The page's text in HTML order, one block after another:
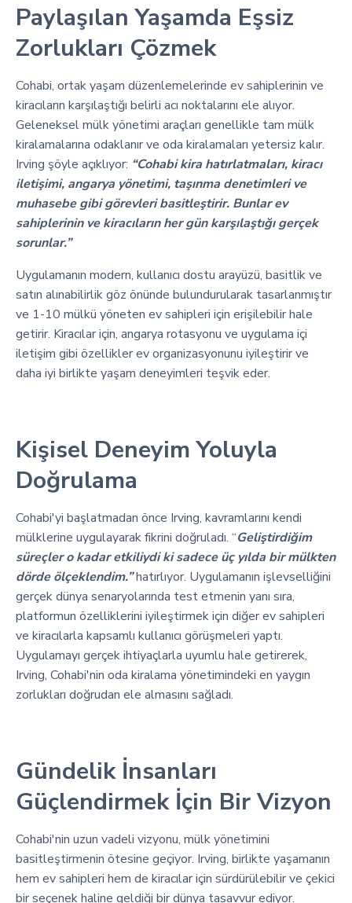
Paylaşılan Yaşamda Eşsiz
Zorlukları Çözmek
Cohabi, ortak yaşam düzenlemelerinde ev sahiplerinin ve
kiracıların karşılaştığı belirli acı noktalarını ele alıyor.
Geleneksel mülk yönetimi araçları genellikle tam mülk
kiralamalarına odaklanır ve oda kiralamaları yetersiz kalır.
Irving şöyle açıklıyor: “Cohabi kira hatırlatmaları, kiracı
iletişimi, angarya yönetimi, taşınma denetimleri ve
muhasebe gibi görevleri basitleştirir. Bunlar ev
sahiplerinin ve kiracıların her gün karşılaştığı gerçek
sorunlar.”
Uygulamanın modern, kullanıcı dostu arayüzü, basitlik ve
satın alınabilirlik göz önünde bulundurularak tasarlanmıştır
ve 1-10 mülkü yöneten ev sahipleri için erişilebilir hale
getirir. Kiracılar için, angarya rotasyonu ve uygulama içi
iletişim gibi özellikler ev organizasyonunu iyileştirir ve
daha iyi birlikte yaşam deneyimleri teşvik eder.
Kişisel Deneyim Yoluyla
Doğrulama
Cohabi'yi başlatmadan önce Irving, kavramlarını kendi
mülklerine uygulayarak fikrini doğruladı. “Geliştirdiğim
süreçler o kadar etkiliydi ki sadece üç yılda bir mülkten
dörde ölçeklendim.”hatırlıyor. Uygulamanın işlevselliğini
gerçek dünya senaryolarında test etmenin yanı sıra,
platformun özelliklerini iyileştirmek için diğer ev sahipleri
ve kiracılarla kapsamlı kullanıcı görüşmeleri yaptı.
Uygulamayı gerçek ihtiyaçlarla uyumlu hale getirerek,
Irving, Cohabi'nin oda kiralama yönetimindeki en yaygın
zorlukları doğrudan ele almasını sağladı.
Gündelik İnsanları
Güçlendirmek İçin Bir Vizyon
Cohabi'nin uzun vadeli vizyonu, mülk yönetimini
basitleştirmenin ötesine geçiyor. Irving, birlikte yaşamanın
hem ev sahipleri hem de kiracılar için sürdürülebilir ve çekici
bir seçenek haline geldiği bir dünya tasavvur ediyor.